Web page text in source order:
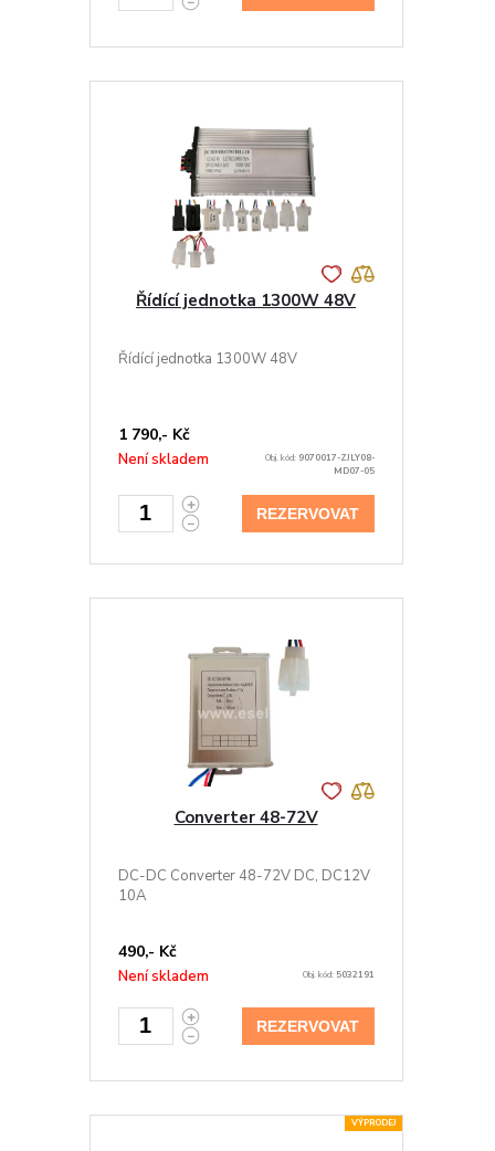
Řídící jednotka 1300W 48V
Řídící jednotka 1300W 48V
1 790,- Kč
Není skladem Obj. kód: 9070017-ZJLY08-
MD07-05
REZERVOVAT
Converter 48-72V
DC-DC Converter 48-72V DC, DC12V
10A
490,- Kč
Není skladem Obj. kód: 5032191
REZERVOVAT
VÝPRODEJ